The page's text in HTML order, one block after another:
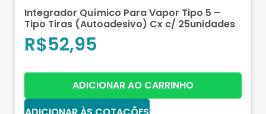
Integrador Químico Para Vapor Tipo 5 –
Tipo Tiras (Autoadesivo) Cx c/ 25unidades
R$52,95
ADICIONAR AO CARRINHO